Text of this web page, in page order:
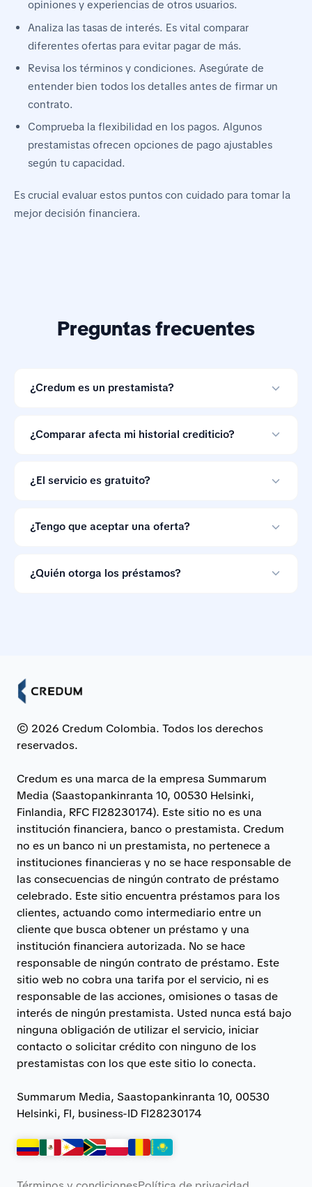
opiniones y experiencias de otros usuarios.
Analiza las tasas de interés. Es vital comparar
diferentes ofertas para evitar pagar de más.
Revisa los términos y condiciones. Asegúrate de
entender bien todos los detalles antes de firmar un
contrato.
Comprueba la flexibilidad en los pagos. Algunos
prestamistas ofrecen opciones de pago ajustables
según tu capacidad.
Es crucial evaluar estos puntos con cuidado para tomar la
mejor decisión financiera.
Preguntas frecuentes
¿Credum es un prestamista?
préstamos en línea y no otorga créditos.
¿Comparar afecta mi historial crediticio?
crediticio.
¿El servicio es gratuito?
ofertas de préstamos.
¿Tengo que aceptar una oferta?
que puedes ignorarlas si las condiciones no te
¿Quién otorga los préstamos?
© 2026 Credum Colombia. Todos los derechos
reservados.
Credum es una marca de la empresa Summarum
Media (Saastopankinranta 10, 00530 Helsinki,
Finlandia, RFC FI28230174). Este sitio no es una
institución financiera, banco o prestamista. Credum
no es un banco ni un prestamista, no pertenece a
instituciones financieras y no se hace responsable de
las consecuencias de ningún contrato de préstamo
celebrado. Este sitio encuentra préstamos para los
clientes, actuando como intermediario entre un
cliente que busca obtener un préstamo y una
institución financiera autorizada. No se hace
responsable de ningún contrato de préstamo. Este
sitio web no cobra una tarifa por el servicio, ni es
responsable de las acciones, omisiones o tasas de
interés de ningún prestamista. Usted nunca está bajo
ninguna obligación de utilizar el servicio, iniciar
contacto o solicitar crédito con ninguno de los
prestamistas con los que este sitio lo conecta.
Summarum Media, Saastopankinranta 10, 00530
Helsinki, FI, business-ID FI28230174